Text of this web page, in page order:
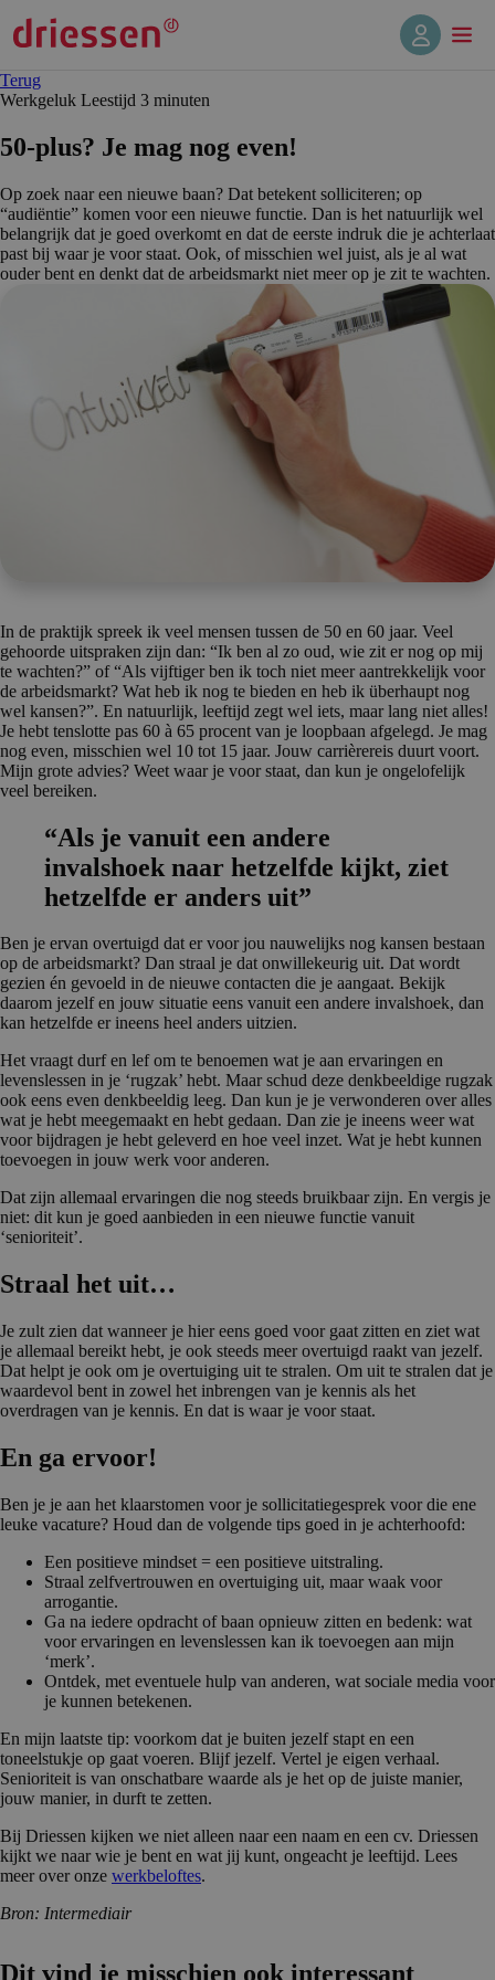
Terug
Werkgeluk Leestijd 3 minuten
50-plus? Je mag nog even!
Op zoek naar een nieuwe baan? Dat betekent solliciteren; op
“audiëntie” komen voor een nieuwe functie. Dan is het natuurlijk wel
belangrijk dat je goed overkomt en dat de eerste indruk die je achterlaat
past bij waar je voor staat. Ook, of misschien wel juist, als je al wat
ouder bent en denkt dat de arbeidsmarkt niet meer op je zit te wachten.
In de praktijk spreek ik veel mensen tussen de 50 en 60 jaar. Veel
gehoorde uitspraken zijn dan: “Ik ben al zo oud, wie zit er nog op mij
te wachten?” of “Als vijftiger ben ik toch niet meer aantrekkelijk voor
de arbeidsmarkt? Wat heb ik nog te bieden en heb ik überhaupt nog
wel kansen?”. En natuurlijk, leeftijd zegt wel iets, maar lang niet alles!
Je hebt tenslotte pas 60 à 65 procent van je loopbaan afgelegd. Je mag
nog even, misschien wel 10 tot 15 jaar. Jouw carrièrereis duurt voort.
Mijn grote advies? Weet waar je voor staat, dan kun je ongelofelijk
veel bereiken.
“Als je vanuit een andere
invalshoek naar hetzelfde kijkt, ziet
hetzelfde er anders uit”
Ben je ervan overtuigd dat er voor jou nauwelijks nog kansen bestaan
op de arbeidsmarkt? Dan straal je dat onwillekeurig uit. Dat wordt
gezien én gevoeld in de nieuwe contacten die je aangaat. Bekijk
daarom jezelf en jouw situatie eens vanuit een andere invalshoek, dan
kan hetzelfde er ineens heel anders uitzien.
Het vraagt durf en lef om te benoemen wat je aan ervaringen en
levenslessen in je ‘rugzak’ hebt. Maar schud deze denkbeeldige rugzak
ook eens even denkbeeldig leeg. Dan kun je je verwonderen over alles
wat je hebt meegemaakt en hebt gedaan. Dan zie je ineens weer wat
voor bijdragen je hebt geleverd en hoe veel inzet. Wat je hebt kunnen
toevoegen in jouw werk voor anderen.
Dat zijn allemaal ervaringen die nog steeds bruikbaar zijn. En vergis je
niet: dit kun je goed aanbieden in een nieuwe functie vanuit
‘senioriteit’.
Straal het uit…
Je zult zien dat wanneer je hier eens goed voor gaat zitten en ziet wat
je allemaal bereikt hebt, je ook steeds meer overtuigd raakt van jezelf.
Dat helpt je ook om je overtuiging uit te stralen. Om uit te stralen dat je
waardevol bent in zowel het inbrengen van je kennis als het
overdragen van je kennis. En dat is waar je voor staat.
En ga ervoor!
Ben je je aan het klaarstomen voor je sollicitatiegesprek voor die ene
leuke vacature? Houd dan de volgende tips goed in je achterhoofd:
Een positieve mindset = een positieve uitstraling.
Straal zelfvertrouwen en overtuiging uit, maar waak voor
arrogantie.
Ga na iedere opdracht of baan opnieuw zitten en bedenk: wat
voor ervaringen en levenslessen kan ik toevoegen aan mijn
‘merk’.
Ontdek, met eventuele hulp van anderen, wat sociale media voor
je kunnen betekenen.
En mijn laatste tip: voorkom dat je buiten jezelf stapt en een
toneelstukje op gaat voeren. Blijf jezelf. Vertel je eigen verhaal.
Senioriteit is van onschatbare waarde als je het op de juiste manier,
jouw manier, in durft te zetten.
Bij Driessen kijken we niet alleen naar een naam en een cv. Driessen
kijkt we naar wie je bent en wat jij kunt, ongeacht je leeftijd. Lees
meer over onze werkbeloftes.
Bron: Intermediair
Dit vind je misschien ook interessant